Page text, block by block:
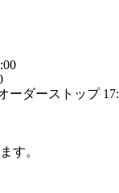
オーダーストップ
す。